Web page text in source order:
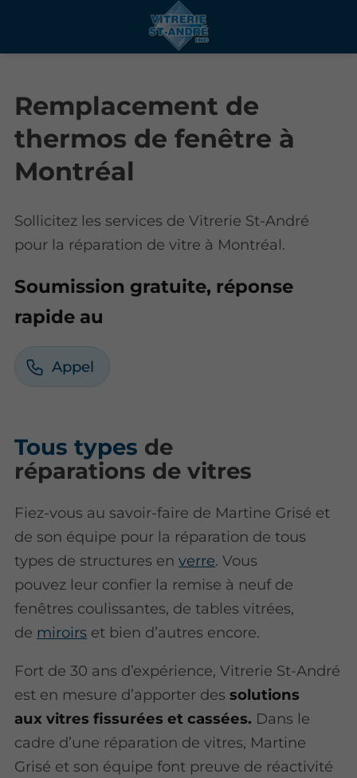
Remplacement de
thermos de fenêtre à
Montréal
Sollicitez les services de Vitrerie St-André
pour la réparation de vitre à Montréal.
Soumission gratuite, réponse
rapide au
Appel
Tous types de
réparations de vitres
Fiez-vous au savoir-faire de Martine Grisé et
de son équipe pour la réparation de tous
types de structures enverre. Vous
pouvez leur confier la remise à neuf de
fenêtres coulissantes, de tables vitrées,
de miroirs et bien d’autres encore.
Fort de 30 ans d’expérience, Vitrerie St-André
est en mesure d’apporter dessolutions
aux vitres fissurées et cassées. Dans le
cadre d’une réparation de vitres, Martine
Grisé et son équipe font preuve de réactivité